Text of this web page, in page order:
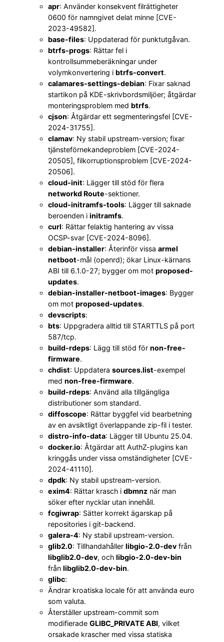
apr: Använder konsekvent filrättigheter
0600 för namngivet delat minne [CVE-
2023-49582].
base-files: Uppdaterad för punktutgåvan.
btrfs-progs: Rättar fel i
kontrollsummeberäkningar under
volymkonvertering i btrfs-convert.
calamares-settings-debian: Fixar saknad
startikon på KDE-skrivbordsmiljöer; åtgärdar
monteringsproblem med btrfs.
cjson: Åtgärdar ett segmenteringsfel [CVE-
2024-31755].
clamav: Ny stabil upstream-version; fixar
tjänsteförnekandeproblem [CVE-2024-
20505], filkorruptionsproblem [CVE-2024-
20506].
cloud-init: Lägger till stöd för flera
networkd Route-sektioner.
cloud-initramfs-tools: Lägger till saknade
beroenden i initramfs.
curl: Rättar felaktig hantering av vissa
OCSP-svar [CVE-2024-8096].
debian-installer: Återinför vissa armel
netboot-mål (openrd); ökar Linux-kärnans
ABI till 6.1.0-27; bygger om mot proposed-
updates.
debian-installer-netboot-images: Bygger
om mot proposed-updates.
devscripts:
bts: Uppgradera alltid till STARTTLS på port
587/tcp.
build-rdeps: Lägg till stöd för non-free-
firmware.
chdist: Uppdatera sources.list-exempel
med non-free-firmware.
build-rdeps: Använd alla tillgängliga
distributioner som standard.
diffoscope: Rättar byggfel vid bearbetning
av en avsiktligt överlappande zip-fil i tester.
distro-info-data: Lägger till Ubuntu 25.04.
docker.io: Åtgärdar att AuthZ-plugins kan
kringgås under vissa omständigheter [CVE-
2024-41110].
dpdk: Ny stabil upstream-version.
exim4: Rättar krasch i dbmnz när man
söker efter nycklar utan innehåll.
fcgiwrap: Sätter korrekt ägarskap på
repositories i git-backend.
galera-4: Ny stabil upstream-version.
glib2.0: Tillhandahåller libgio-2.0-dev från
libglib2.0-dev, och libgio-2.0-dev-bin
från libglib2.0-dev-bin.
glibc:
Ändrar kroatiska locale för att använda euro
som valuta.
Återställer upstream-commit som
modifierade GLIBC_PRIVATE ABI, vilket
orsakade krascher med vissa statiska